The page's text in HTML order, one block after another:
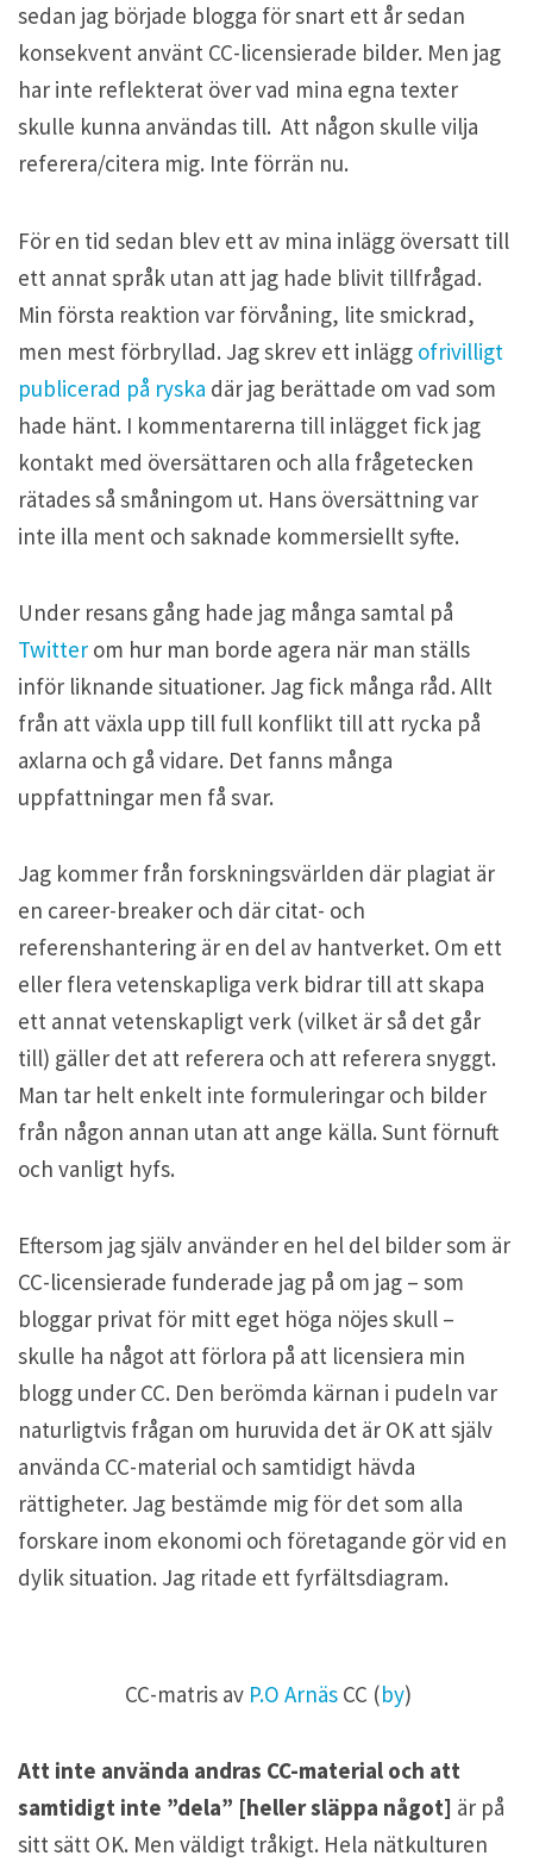
sedan jag började blogga för snart ett år sedan
konsekvent använt CC-licensierade bilder. Men jag
har inte reflekterat över vad mina egna texter
skulle kunna användas till. Att någon skulle vilja
referera/citera mig. Inte förrän nu.
För en tid sedan blev ett av mina inlägg översatt till
ett annat språk utan att jag hade blivit tillfrågad.
Min första reaktion var förvåning, lite smickrad,
men mest förbryllad. Jag skrev ett inlägg ofrivilligt
publicerad på ryska där jag berättade om vad som
hade hänt. I kommentarerna till inlägget fick jag
kontakt med översättaren och alla frågetecken
rätades så småningom ut. Hans översättning var
inte illa ment och saknade kommersiellt syfte.
Under resans gång hade jag många samtal på
Twitter om hur man borde agera när man ställs
inför liknande situationer. Jag fick många råd. Allt
från att växla upp till full konflikt till att rycka på
axlarna och gå vidare. Det fanns många
uppfattningar men få svar.
Jag kommer från forskningsvärlden där plagiat är
en career-breaker och där citat- och
referenshantering är en del av hantverket. Om ett
eller flera vetenskapliga verk bidrar till att skapa
ett annat vetenskapligt verk (vilket är så det går
till) gäller det att referera och att referera snyggt.
Man tar helt enkelt inte formuleringar och bilder
från någon annan utan att ange källa. Sunt förnuft
och vanligt hyfs.
Eftersom jag själv använder en hel del bilder som är
CC-licensierade funderade jag på om jag – som
bloggar privat för mitt eget höga nöjes skull –
skulle ha något att förlora på att licensiera min
blogg under CC. Den berömda kärnan i pudeln var
naturligtvis frågan om huruvida det är OK att själv
använda CC-material och samtidigt hävda
rättigheter. Jag bestämde mig för det som alla
forskare inom ekonomi och företagande gör vid en
dylik situation. Jag ritade ett fyrfältsdiagram.
CC-matris av P.O Arnäs CC (by)
Att inte använda andras CC-material och att
samtidigt inte ”dela” [heller släppa något] är på
sitt sätt OK. Men väldigt tråkigt. Hela nätkulturen